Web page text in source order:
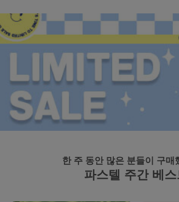
한 주 동안 많은 분들이 구매
파스텔 주간 베스